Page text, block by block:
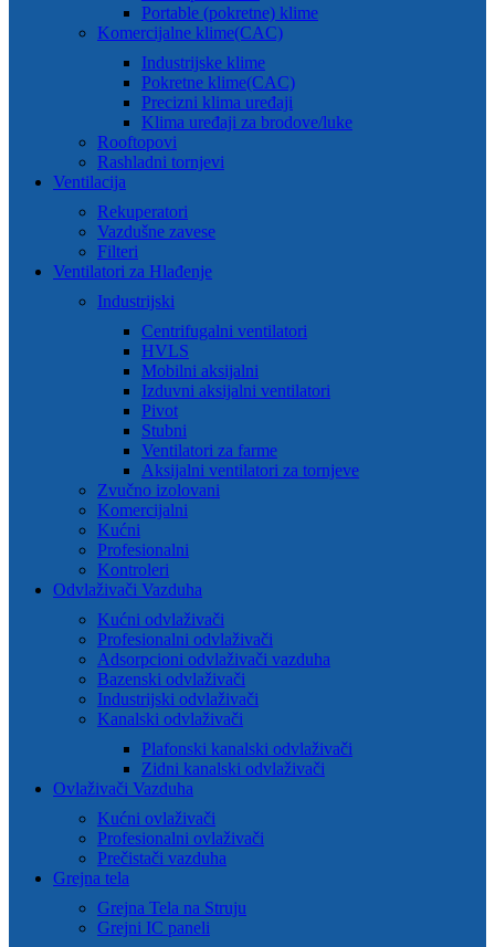
Portable (pokretne) klime
Komercijalne klime(CAC)
Industrijske klime
Pokretne klime(CAC)
Precizni klima uređaji
Klima uređaji za brodove/luke
Rooftopovi
Rashladni tornjevi
Ventilacija
Rekuperatori
Vazdušne zavese
Filteri
Ventilatori za Hlađenje
Industrijski
Centrifugalni ventilatori
HVLS
Mobilni aksijalni
Izduvni aksijalni ventilatori
Pivot
Stubni
Ventilatori za farme
Aksijalni ventilatori za tornjeve
Zvučno izolovani
Komercijalni
Kućni
Profesionalni
Kontroleri
Odvlaživači Vazduha
Kućni odvlaživači
Profesionalni odvlaživači
Adsorpcioni odvlaživači vazduha
Bazenski odvlaživači
Industrijski odvlaživači
Kanalski odvlaživači
Plafonski kanalski odvlaživači
Zidni kanalski odvlaživači
Ovlaživači Vazduha
Kućni ovlaživači
Profesionalni ovlaživači
Prečistači vazduha
Grejna tela
Grejna Tela na Struju
Grejni IC paneli